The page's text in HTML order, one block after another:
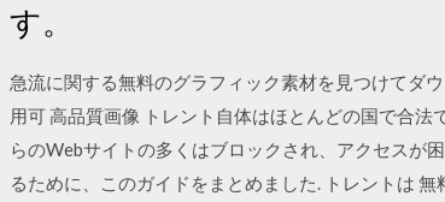
す。
急流に関する無料のグラフィック素材を見つけてダ
用可 高品質画像 トレント自体はほとんどの国で合
らのWebサイトの多くはブロックされ、アクセスが
るために、このガイドをまとめました. トレントは